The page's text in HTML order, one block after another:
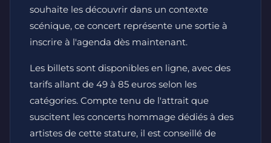
souhaite les découvrir dans un contexte
scénique, ce concert représente une sortie à
inscrire à l'agenda dès maintenant.
Les billets sont disponibles en ligne, avec des
tarifs allant de 49 à 85 euros selon les
catégories. Compte tenu de l'attrait que
suscitent les concerts hommage dédiés à des
artistes de cette stature, il est conseillé de